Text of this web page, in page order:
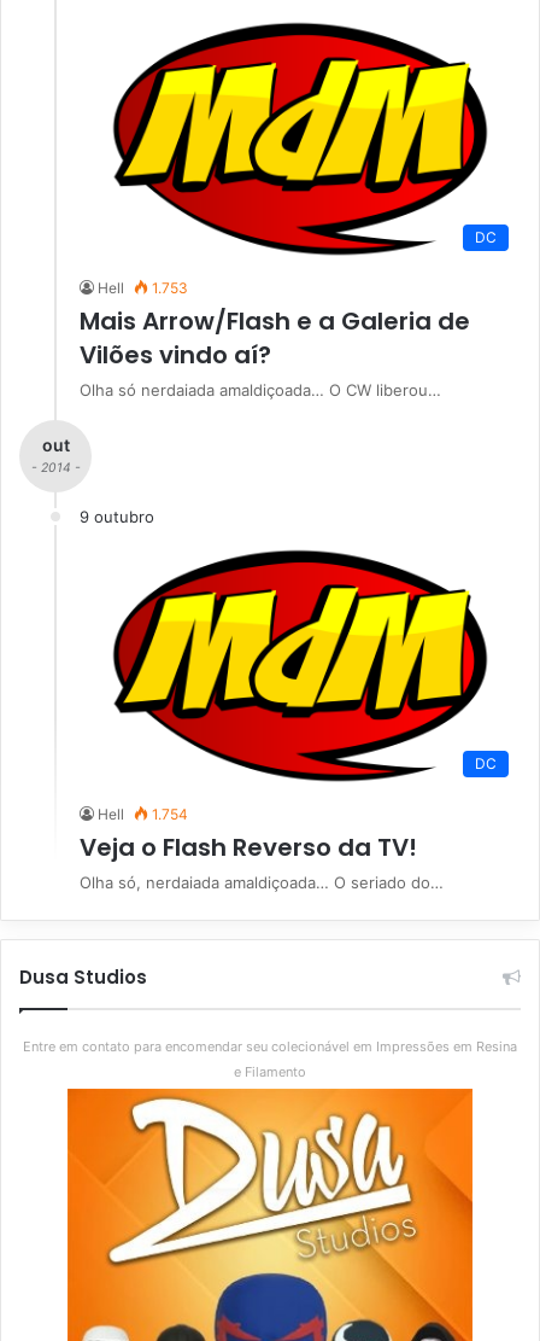
DC
Hell 1.753
Mais Arrow/Flash e a Galeria de
Vilões vindo aí?
Olha só nerdaiada amaldiçoada… O CW liberou…
out
- 2014 -
9 outubro
DC
Hell 1.754
Veja o Flash Reverso da TV!
Olha só, nerdaiada amaldiçoada… O seriado do…
Dusa Studios
Entre em contato para encomendar seu colecionável em Impressões em Resina
e Filamento